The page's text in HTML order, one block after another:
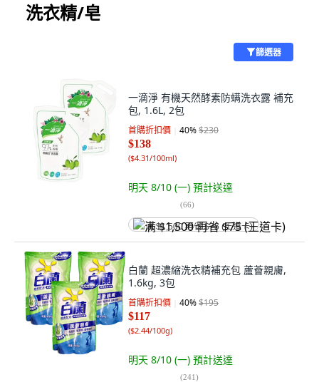
洗衣精/皂
篩選器
一滴淨 有機天然酵素防螨洗衣露 補充
包, 1.6L, 2包
首購折扣價 40%$230
$138
($4.31/100ml)
明天 8/10 (一) 預計送達
(66)
满 $1,500 再省 $75 (王道卡)
白蘭 超濃縮洗衣精補充包 蘆薈親膚,
1.6kg, 3包
首購折扣價 40%$195
$117
($2.44/100g)
明天 8/10 (一) 預計送達
(241)